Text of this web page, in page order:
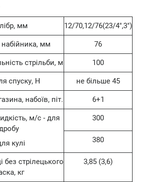
мм 12/70,12/76(23/4",3")
мм 76
стрільби, м 100
спуску, Н не більше 45
набоїв, піт. 6+1
м/с - для
кулі
300
380
стрілецького
кг
3,85 (3,6)